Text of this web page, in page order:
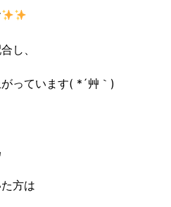
し、
っています( *´艸｀)
方は